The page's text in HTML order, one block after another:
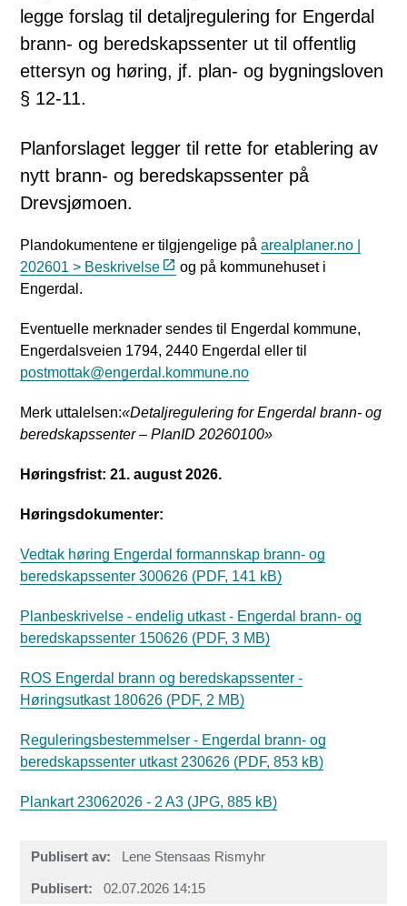
legge forslag til detaljregulering for Engerdal
brann- og beredskapssenter ut til offentlig
ettersyn og høring, jf. plan- og bygningsloven
§ 12-11.
Planforslaget legger til rette for etablering av
nytt brann- og beredskapssenter på
Drevsjømoen.
Plandokumentene er tilgjengelige påarealplaner.no |
202601 > Beskrivelse
og på kommunehuset i
Engerdal.
Eventuelle merknader sendes til Engerdal kommune,
Engerdalsveien 1794, 2440 Engerdal eller til
postmottak@engerdal.kommune.no
Merk uttalelsen:«Detaljregulering for Engerdal brann- og
beredskapssenter – PlanID 20260100»
Høringsfrist: 21. august 2026.
Høringsdokumenter:
Vedtak høring Engerdal formannskap brann- og
beredskapssenter 300626 (PDF, 141 kB)
Planbeskrivelse - endelig utkast - Engerdal brann- og
beredskapssenter 150626 (PDF, 3 MB)
ROS Engerdal brann og beredskapssenter -
Høringsutkast 180626 (PDF, 2 MB)
Reguleringsbestemmelser - Engerdal brann- og
beredskapssenter utkast 230626 (PDF, 853 kB)
Plankart 23062026 - 2 A3 (JPG, 885 kB)
Publisert av Lene Stensaas Rismyhr
Publisert 02.07.2026 14:15